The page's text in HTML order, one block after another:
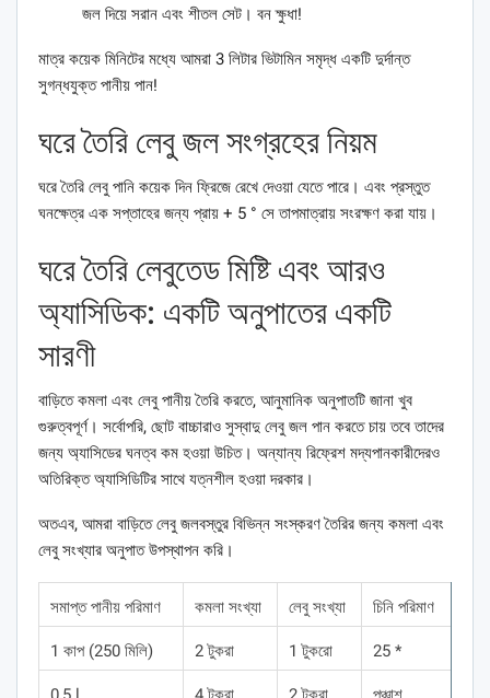
জল দিয়ে সরান এবং শীতল সেট। বন ক্ষুধা!
মাত্র কয়েক মিনিটের মধ্যে আমরা 3 লিটার ভিটামিন সমৃদ্ধ একটি দুর্দান্ত
সুগন্ধযুক্ত পানীয় পান!
ঘরে তৈরি লেবু জল সংগ্রহের নিয়ম
ঘরে তৈরি লেবু পানি কয়েক দিন ফ্রিজে রেখে দেওয়া যেতে পারে। এবং প্রস্তুত
ঘনক্ষেত্র এক সপ্তাহের জন্য প্রায় + 5 ° সে তাপমাত্রায় সংরক্ষণ করা যায়।
ঘরে তৈরি লেবুতেড মিষ্টি এবং আরও
অ্যাসিডিক: একটি অনুপাতের একটি
সারণী
বাড়িতে কমলা এবং লেবু পানীয় তৈরি করতে, আনুমানিক অনুপাতটি জানা খুব
গুরুত্বপূর্ণ। সর্বোপরি, ছোট বাচ্চারাও সুস্বাদু লেবু জল পান করতে চায় তবে তাদের
জন্য অ্যাসিডের ঘনত্ব কম হওয়া উচিত। অন্যান্য রিফ্রেশ মদ্যপানকারীদেরও
অতিরিক্ত অ্যাসিডিটির সাথে যত্নশীল হওয়া দরকার।
অতএব, আমরা বাড়িতে লেবু জলবস্তুর বিভিন্ন সংস্করণ তৈরির জন্য কমলা এবং
লেবু সংখ্যার অনুপাত উপস্থাপন করি।
সমাপ্ত পানীয় পরিমাণ কমলা সংখ্যা লেবু সংখ্যা চিনি পরিমাণ
1 কাপ (250 মিলি) 2 টুকরা 1 টুকরো 25 *